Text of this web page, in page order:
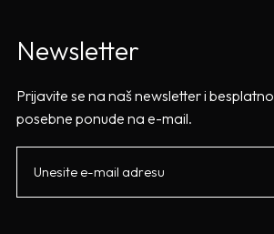
Newsletter
Prijavite se na naš newsletter i
posebne ponude na e-mail.